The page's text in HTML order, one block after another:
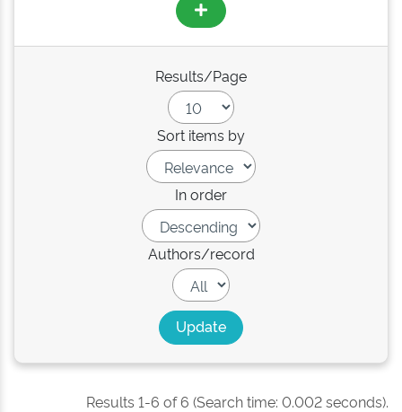
Results/Page
Sort items by
In order
Authors/record
Results 1-6 of 6 (Search time: 0.002 seconds).